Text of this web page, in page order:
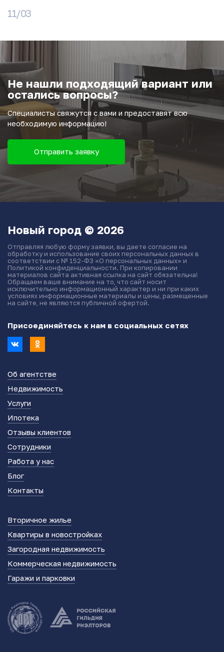
11/03
Не нашли подходящий вариант или
остались вопросы?
Специалисты свяжутся с вами и предоставят всю
необходимую информацию!
Отправить заявку
Новый город © 2026
Отправляя любую форму заявки, вы даете согласие на
обработку и использование своих персональных данных в
соответствии с № 152-ФЗ «О персональных данных» и
Политикой конфиденциальности. При копировании
материалов сайта активная ссылка на сайт обязательна!
Обращаем ваше внимание на то, что сайт носит
исключительно информационный характер и ни при каких
условиях информационные материалы и цены, размещенные
на сайте, не являются публичной офертой.
Присоединяйтесь к нам в социальных сетях
Об агентстве
Недвижимость
Услуги
Ипотека
Отзывы клиентов
Сотрудники
Работа у нас
Блог
Контакты
Вторичное жилье
Квартиры в новостройках
Загородная недвижимость
Коммерческая недвижимость
Гаражи и парковки